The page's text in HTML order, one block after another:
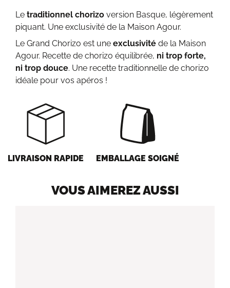
Le traditionnel chorizo version Basque, légèrement
piquant. Une exclusivité de la Maison Agour.
Le Grand Chorizo est une exclusivité de la Maison
Agour. Recette de chorizo équilibrée, ni trop forte,
ni trop douce. Une recette traditionnelle de chorizo
idéale pour vos apéros !
LIVRAISON RAPIDE EMBALLAGE SOIGNÉ
VOUS AIMEREZ AUSSI